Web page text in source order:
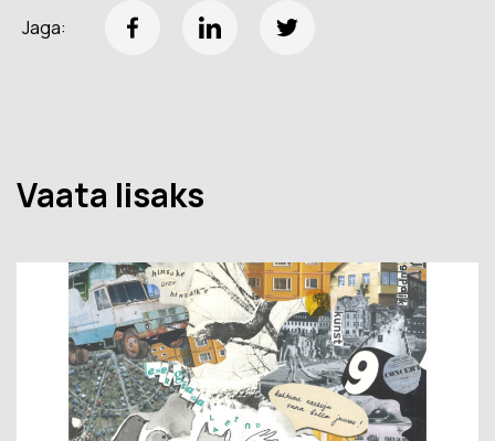
Jaga:
Vaata lisaks